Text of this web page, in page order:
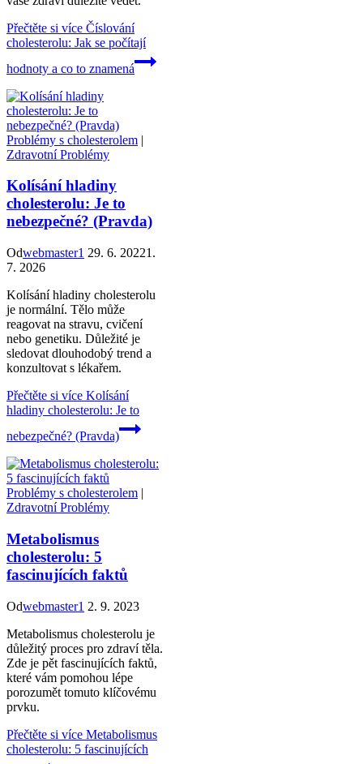
Přečtěte si více Číslování
cholesterolu: Jak se počítají
hodnoty a co to znamená
Problémy s cholesterolem |
Zdravotní Problémy
Kolísání hladiny
cholesterolu: Je to
nebezpečné? (Pravda)
Odwebmaster1 29. 6. 20221.
7. 2026
Kolísání hladiny cholesterolu
je normální. Tělo může
reagovat na stravu, cvičení
nebo genetiku. Důležité je
sledovat dlouhodobý trend a
konzultovat s lékařem.
Přečtěte si více Kolísání
hladiny cholesterolu: Je to
nebezpečné? (Pravda)
Problémy s cholesterolem |
Zdravotní Problémy
Metabolismus
cholesterolu: 5
fascinujících faktů
Odwebmaster1 2. 9. 2023
Metabolismus cholesterolu je
důležitý proces pro zdraví těla.
Zde je pět fascinujících faktů,
které vám pomohou lépe
porozumět tomuto klíčovému
prvku.
Přečtěte si více Metabolismus
cholesterolu: 5 fascinujících